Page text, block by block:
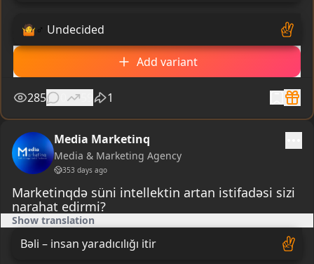
🤷 ♂ ️ Undecided
Add variant
285 1
Media Marketinq
Media & Marketing Agency
353 days ago
Marketinqdə süni intellektin artan istifadəsi sizi
narahat edirmi?
Show translation
Bəli – insan yaradıcılığı itir